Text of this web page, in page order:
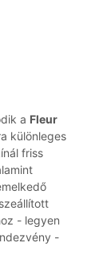
a Fleur
különleges
friss
- legyen
-